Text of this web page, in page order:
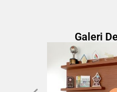
Galeri